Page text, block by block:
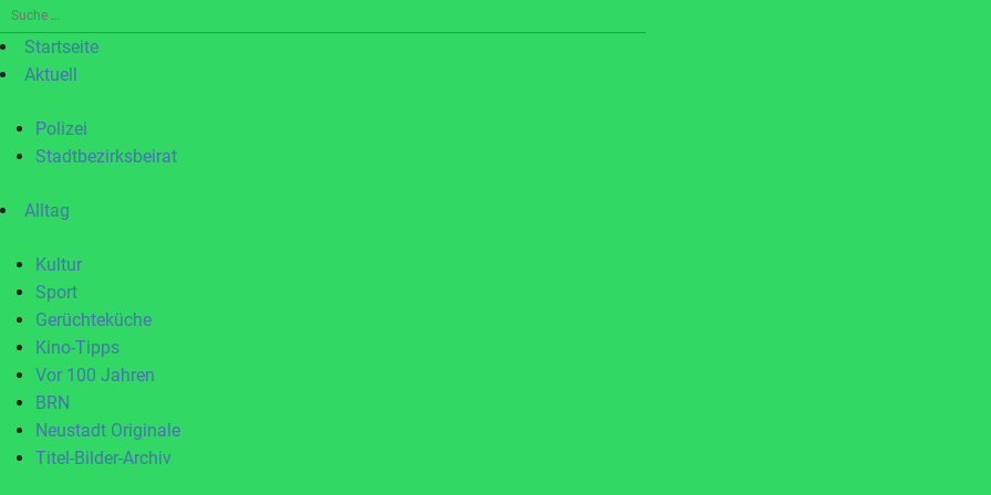
Suche
nach:Startseite
Aktuell
Polizei
Stadtbezirksbeirat
Alltag
Kultur
Sport
Gerüchteküche
Kino-Tipps
Vor 100 Jahren
BRN
Neustadt Originale
Titel-Bilder-Archiv